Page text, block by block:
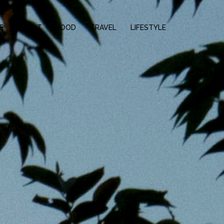
ABOUT FOOD TRAVEL LIFESTYLE